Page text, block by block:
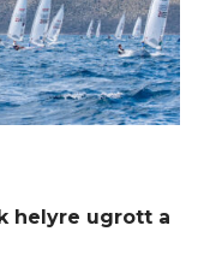
helyre ugrott a